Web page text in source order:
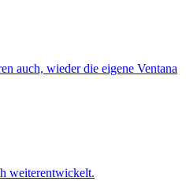
auch, wieder die eigene Ventana
weiterentwickelt.